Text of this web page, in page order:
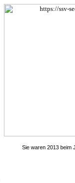
Sie waren 2013 beim